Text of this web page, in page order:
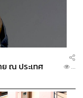
ณ ประเทศ
...